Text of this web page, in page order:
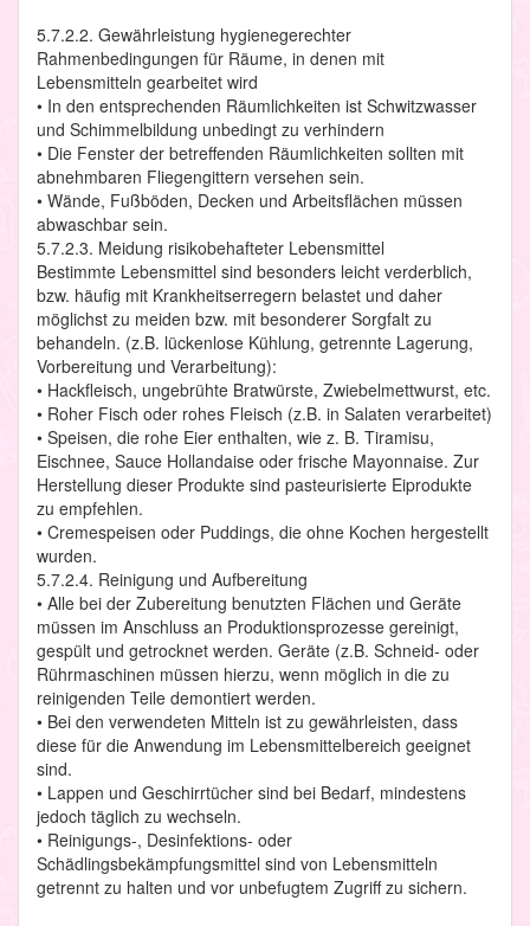
5.7.2.2. Gewährleistung hygienegerechter
Rahmenbedingungen für Räume, in denen mit
Lebensmitteln gearbeitet wird
• In den entsprechenden Räumlichkeiten ist Schwitzwasser
und Schimmelbildung unbedingt zu verhindern
• Die Fenster der betreffenden Räumlichkeiten sollten mit
abnehmbaren Fliegengittern versehen sein.
• Wände, Fußböden, Decken und Arbeitsflächen müssen
abwaschbar sein.
5.7.2.3. Meidung risikobehafteter Lebensmittel
Bestimmte Lebensmittel sind besonders leicht verderblich,
bzw. häufig mit Krankheitserregern belastet und daher
möglichst zu meiden bzw. mit besonderer Sorgfalt zu
behandeln. (z.B. lückenlose Kühlung, getrennte Lagerung,
Vorbereitung und Verarbeitung):
• Hackfleisch, ungebrühte Bratwürste, Zwiebelmettwurst, etc.
• Roher Fisch oder rohes Fleisch (z.B. in Salaten verarbeitet)
• Speisen, die rohe Eier enthalten, wie z. B. Tiramisu,
Eischnee, Sauce Hollandaise oder frische Mayonnaise. Zur
Herstellung dieser Produkte sind pasteurisierte Eiprodukte
zu empfehlen.
• Cremespeisen oder Puddings, die ohne Kochen hergestellt
wurden.
5.7.2.4. Reinigung und Aufbereitung
• Alle bei der Zubereitung benutzten Flächen und Geräte
müssen im Anschluss an Produktionsprozesse gereinigt,
gespült und getrocknet werden. Geräte (z.B. Schneid- oder
Rührmaschinen müssen hierzu, wenn möglich in die zu
reinigenden Teile demontiert werden.
• Bei den verwendeten Mitteln ist zu gewährleisten, dass
diese für die Anwendung im Lebensmittelbereich geeignet
sind.
• Lappen und Geschirrtücher sind bei Bedarf, mindestens
jedoch täglich zu wechseln.
• Reinigungs-, Desinfektions- oder
Schädlingsbekämpfungsmittel sind von Lebensmitteln
getrennt zu halten und vor unbefugtem Zugriff zu sichern.